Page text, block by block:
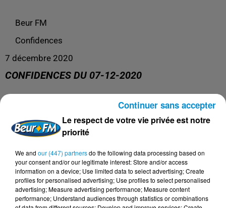
Beur FM
Confidences
7 décembre 2020
CONFIDENCES DU 07-12-2020
Le respect de votre vie privée est notre
priorité
We and our (447) partnersdo the following data processing based on
your consent and/or our legitimate interest: Store and/or access
information on a device; Use limited data to select advertising; Create
profiles for personalised advertising; Use profiles to select personalised
advertising; Measure advertising performance; Measure content
performance; Understand audiences through statistics or combinations
Continuer sans accepter